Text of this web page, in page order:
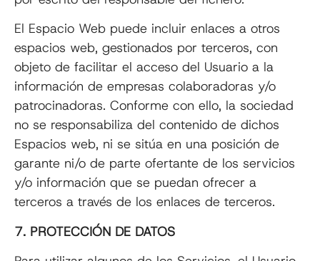
El Espacio Web puede incluir enlaces a otros
espacios web, gestionados por terceros, con
objeto de facilitar el acceso del Usuario a la
información de empresas colaboradoras y/o
patrocinadoras. Conforme con ello, la sociedad
no se responsabiliza del contenido de dichos
Espacios web, ni se sitúa en una posición de
garante ni/o de parte ofertante de los servicios
y/o información que se puedan ofrecer a
terceros a través de los enlaces de terceros.
7. PROTECCIÓN DE DATOS